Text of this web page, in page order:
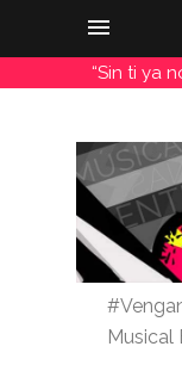
“Sin ti ya
Musical